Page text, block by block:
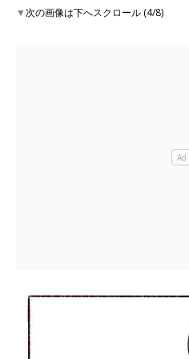
▼次の画像は下へスクロール (4/8)